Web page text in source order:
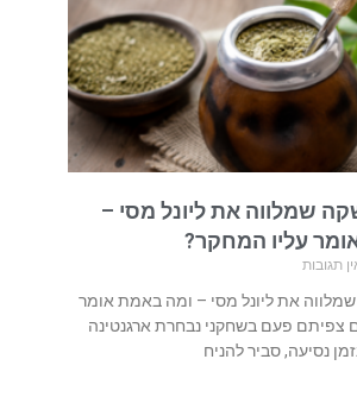
שמלווה את ליונל מסי –
עליו המחקר?
תגובות
את ליונל מסי – ומה באמת אומר
צפיתם פעם בשחקני נבחרת ארגנטינה
נסיעה, סביר להניח